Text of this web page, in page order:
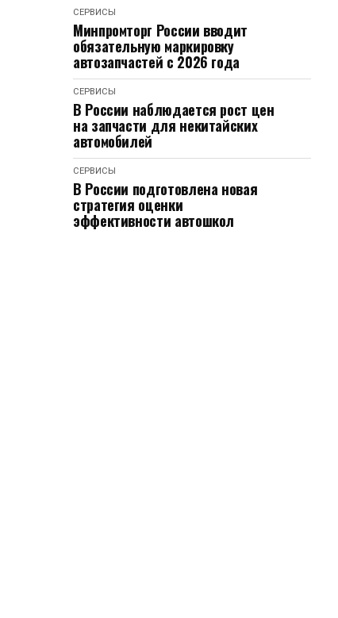
СЕРВИСЫ
Минпромторг России вводит
обязательную маркировку
автозапчастей с 2026 года
СЕРВИСЫ
В России наблюдается рост цен
на запчасти для некитайских
автомобилей
СЕРВИСЫ
В России подготовлена новая
стратегия оценки
эффективности автошкол